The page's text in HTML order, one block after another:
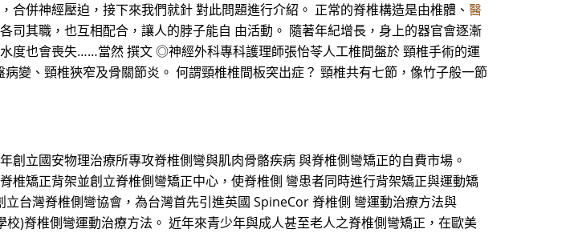
併神經壓迫，接下來我們就針 對此問題進行介紹。 正常的脊椎構造是由椎體、 醫
司其職，也互相配合，讓人的脖子能自 由活動。 隨著年紀增長，身上的器官會逐漸
度也會喪失……當然 撰文 ◎神經外科專科護理師張怡苓人工椎間盤於 頸椎手術的運
變、頸椎狹窄及骨關節炎。 何謂頸椎椎間板突出症？ 頸椎共有七節，像竹子般一節
立國安物理治療所專攻脊椎側彎與肌肉骨骼疾病 與脊椎側彎矯正的自費市場。
矯正背架並創立脊椎側彎矯正中心，使脊椎側 彎患者同時進行背架矯正與運動矯
台灣脊椎側彎協會，為台灣首先引進英國 SpineCor 脊椎側 彎運動治療方法與
)脊椎側彎運動治療方法。 近年來青少年與成人甚至老人之脊椎側彎矯正，在歐美